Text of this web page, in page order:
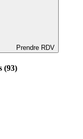
Prendre RDV
(93)